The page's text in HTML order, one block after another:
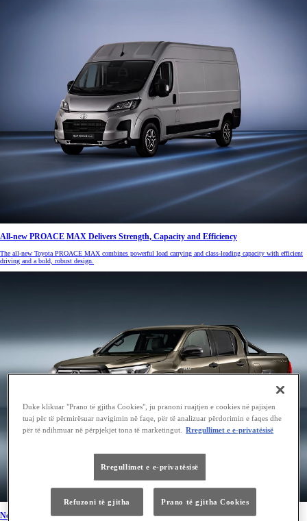
All-new PROACE MAX Delivers Strength, Capacity and Efficiency
The all-new Toyota PROACE MAX combines powerful load carrying and class-leading capacity with efficient
driving and a bold, robust design.
New Hilux Hybrid 48V Enhances an Invincible Icon
Duke klikuar "Prano të gjitha Cookies", ju pranoni ruajtjen e cookies në pajisjen
tuaj për të përmirësuar navigimin në faqe, për të analizuar përdorimin e faqes dhe
për të ndihmuar në përpjekjet tona të marketingut.
Rregullimet e e-privatësisë
Rregullimet e e-privatësisë
Refuzoni të gjitha Prano të gjitha Cookies